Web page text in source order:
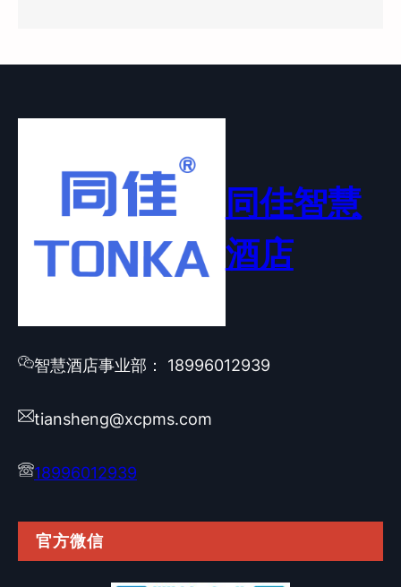
同佳智慧
酒店
智慧酒店事业部： 18996012939
tiansheng@xcpms.com
18996012939
官方微信